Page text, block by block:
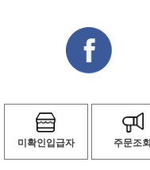
미확인입급자 주문조회